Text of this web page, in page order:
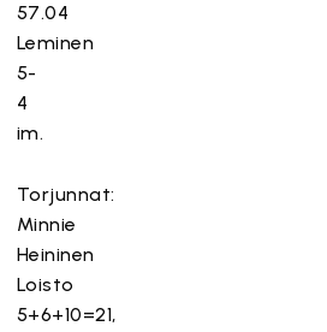
57.04
Leminen
5-
4
im.
Torjunnat:
Minnie
Heininen
Loisto
5+6+10=21,